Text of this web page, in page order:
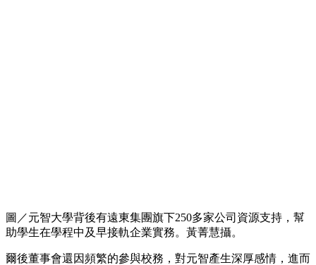
圖／元智大學背後有遠東集團旗下250多家公司資源支持，幫
助學生在學程中及早接軌企業實務。黃菁慧攝。
爾後董事會還因頻繁的參與校務，對元智產生深厚感情，進而